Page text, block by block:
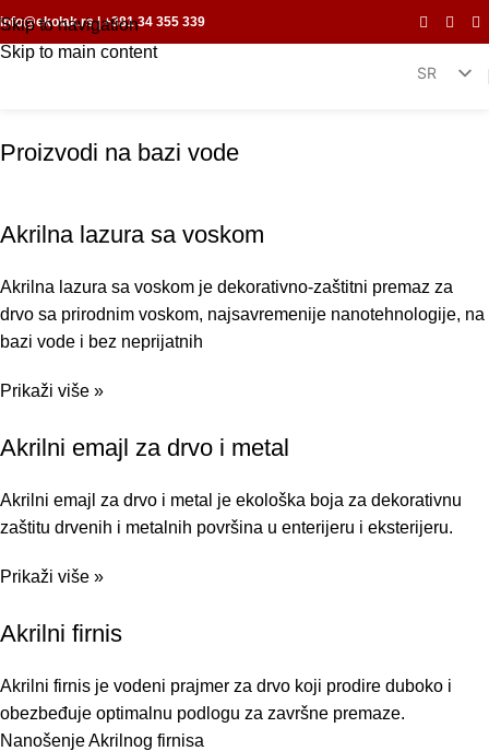
Skip to navigation
Skip to main content
info@ekolak.rs|+381 34 355 339
SR
Proizvodi na bazi vode
Akrilna lazura sa voskom
Akrilna lazura sa voskom je dekorativno-zaštitni premaz za
drvo sa prirodnim voskom, najsavremenije nanotehnologije, na
bazi vode i bez neprijatnih
Prikaži više »
Akrilni emajl za drvo i metal
Akrilni emajl za drvo i metal je ekološka boja za dekorativnu
zaštitu drvenih i metalnih površina u enterijeru i eksterijeru.
Prikaži više »
Akrilni firnis
Akrilni firnis je vodeni prajmer za drvo koji prodire duboko i
obezbeđuje optimalnu podlogu za završne premaze.
Nanošenje Akrilnog firnisa